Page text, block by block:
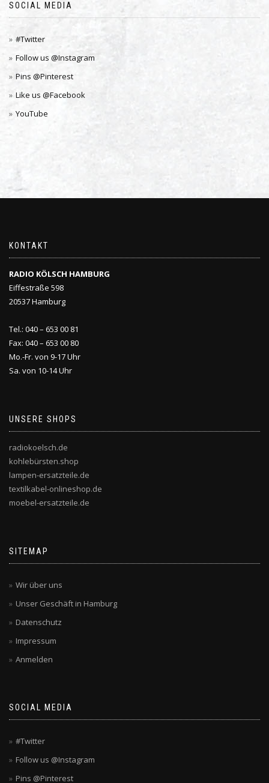
SOCIAL MEDIA
#Twitter
Follow us @Instagram
Pins @Pinterest
Like us @Facebook
YouTube
KONTAKT
RADIO KÖLSCH HAMBURG
Eiffestraße 598
20537 Hamburg
Tel.: 040 – 653 00 81
Fax: 040 – 653 00 80
Mo.-Fr. von 9-17 Uhr
Sa. von 10-14 Uhr
UNSERE SHOPS
radiokoelsch.de
kohlebürsten.shop
lampen-ersatzteile.de
textilkabel-onlineshop.de
moebel-ersatzteile.de
SITEMAP
Wir über uns
Unser Geschäft in Hamburg
Datenschutz
Impressum
Anmelden
SOCIAL MEDIA
#Twitter
Follow us @Instagram
Pins @Pinterest